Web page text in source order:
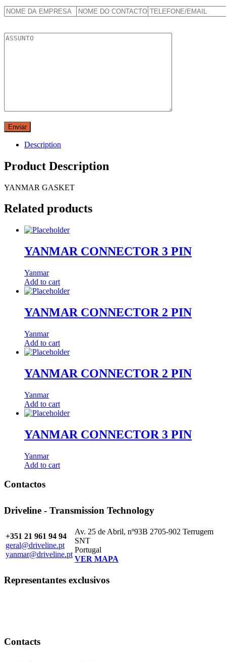
Description
Product Description
YANMAR GASKET
Related products
YANMAR CONNECTOR 3 PIN
Yanmar
Add to cart
YANMAR CONNECTOR 2 PIN
Yanmar
Add to cart
YANMAR CONNECTOR 2 PIN
Yanmar
Add to cart
YANMAR CONNECTOR 3 PIN
Yanmar
Add to cart
Contactos
Driveline - Transmission Technology
+351 21 961 94 94
geral@driveline.pt
yanmar@driveline.pt
Av. 25 de Abril, nº93B 2705-902 Terrugem
SNT
Portugal
VER MAPA
Representantes exclusivos
Contacts